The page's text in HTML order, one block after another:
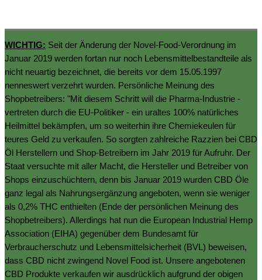
WICHTIG: Seit der Änderung der Novel-Food-Verordnung im
Januar 2019 werden fortan nur noch Lebensmittelbestandteile als
nicht neuartig bezeichnet, die bereits vor dem 15.05.1997
nenneswert verzehrt wurden. Persönliche Meinung des
Shopbetreibers: "Mit diesem Schritt will die Pharma-Industrie -
vertreten durch die EU-Politiker - ein uraltes 100% natürliches
Heilmittel bekämpfen, um so weiterhin ihre Chemiekeulen für
teures Geld zu verkaufen. So sorgten zahlreiche Razzien bei CBD
Öl Herstellern und Shop-Betreibern im Jahr 2019 für Aufruhr. Der
Staat versuchte mit aller Macht, die Hersteller und Betreiber von
Shops einzuschüchtern, denn bis Januar 2019 wurden CBD Öle
ganz legal als Nahrungsergänzung angeboten, wenn sie weniger
als 0,2% THC enthielten (Ende der persönlichen Meinung des
Shopbetreibers). Allerdings hat nun die European Industrial Hemp
Association (EIHA) gegenüber dem Bundesamt für
Verbraucherschutz und Lebensmittelsicherheit (BVL) beweisen,
dass CBD nicht zwingend Novel Food ist. Unsere angebotenen
CBD Produkte verkaufen wir ausdrücklich aufgrund der obigen